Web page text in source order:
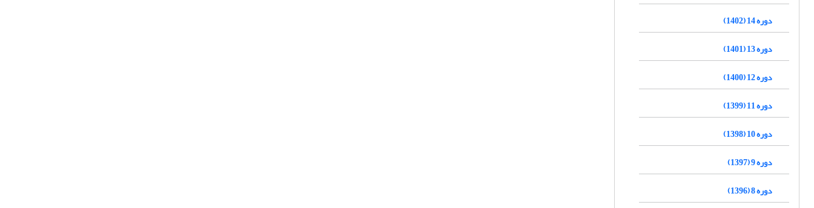
دوره 14 (1402)
دوره 13 (1401)
دوره 12 (1400)
دوره 11 (1399)
دوره 10 (1398)
دوره 9 (1397)
دوره 8 (1396)